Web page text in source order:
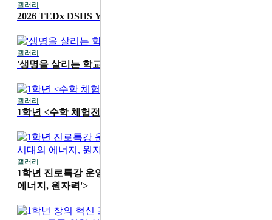
갤러리
2026 TEDx DSHS Youth '디딤'
갤러리
'생명을 살리는 학교' 1학기 무지개 교실 진행
갤러리
1학년 <수학 체험전> 운영
갤러리
1학년 진로특강 운영 <카이스트 성지현 교수 'AI 시대의
에너지, 원자력'>